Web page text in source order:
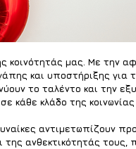
κοινότητάς μας. Με την
και υποστήριξης για
το ταλέντο και την
κάθε κλάδο της
αντιμετωπίζουν
της ανθεκτικότητάς τους,